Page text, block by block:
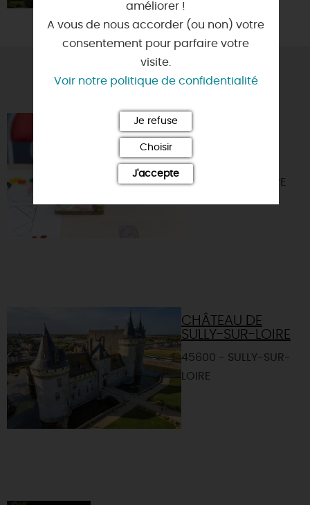
VOUS AIMEREZ AUSSI
ATELIER P'TITS
MOSAÏSTES
45730 - SAINT-
BENOIT-SUR-LOIRE
CHÂTEAU DE
SULLY-SUR-LOIRE
45600 - SULLY-SUR-
LOIRE
améliorer !
A vous de nous accorder (ou non) votre
consentement pour parfaire votre
visite.
Voir notre politique de confidentialité
Je refuse
Choisir
J'accepte